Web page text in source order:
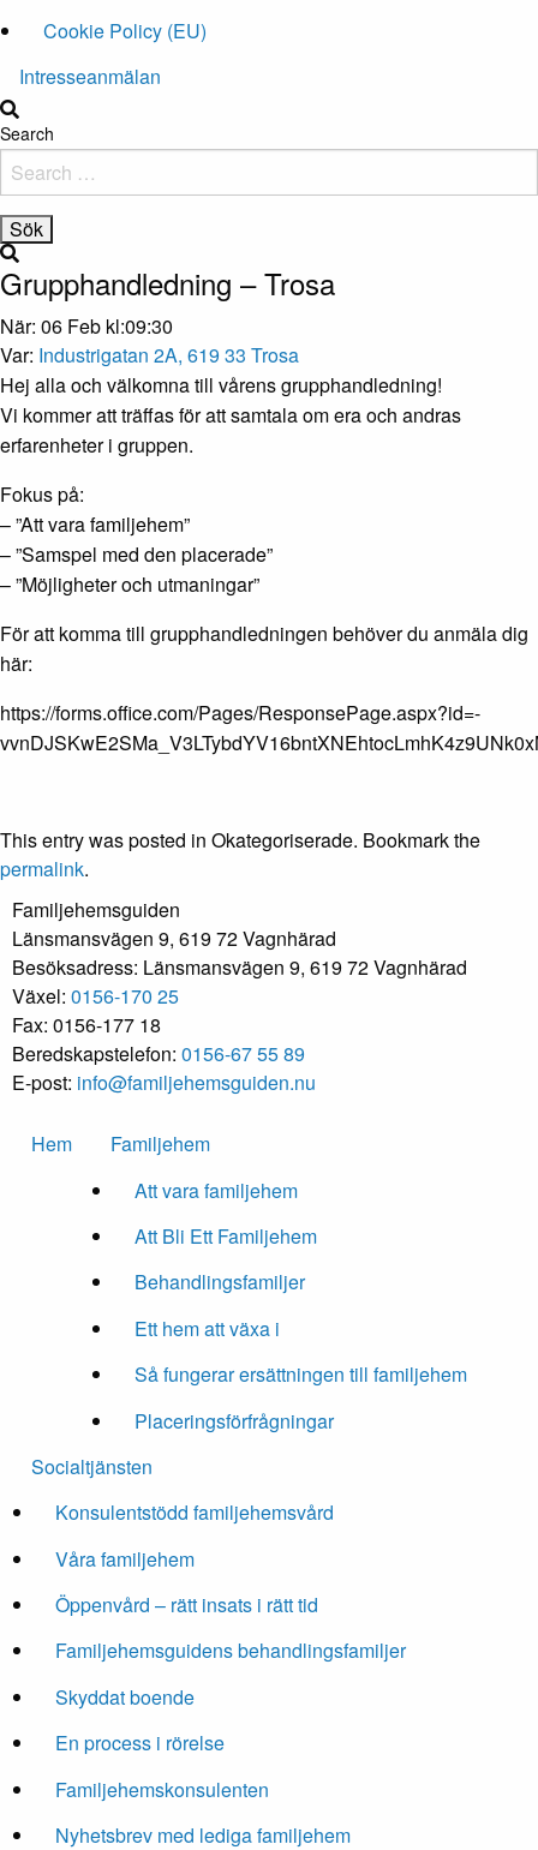
Cookie Policy (EU)
Intresseanmälan
Search
Grupphandledning – Trosa
När: 06 Feb kl:09:30
Var: Industrigatan 2A, 619 33 Trosa
Hej alla och välkomna till vårens grupphandledning!
Vi kommer att träffas för att samtala om era och andras
erfarenheter i gruppen.
Fokus på:
– ”Att vara familjehem”
– ”Samspel med den placerade”
– ”Möjligheter och utmaningar”
För att komma till grupphandledningen behöver du anmäla dig
här:
https://forms.office.com/Pages/ResponsePage.aspx?id=-
This entry was posted in Okategoriserade. Bookmark the
permalink.
Familjehemsguiden
Länsmansvägen 9, 619 72 Vagnhärad
Besöksadress: Länsmansvägen 9, 619 72 Vagnhärad
Växel: 0156-170 25
Fax: 0156-177 18
Beredskapstelefon: 0156-67 55 89
E-post: info@familjehemsguiden.nu
Hem
Familjehem
Att vara familjehem
Att Bli Ett Familjehem
Behandlingsfamiljer
Ett hem att växa i
Så fungerar ersättningen till familjehem
Placeringsförfrågningar
Socialtjänsten
Konsulentstödd familjehemsvård
Våra familjehem
Öppenvård – rätt insats i rätt tid
Familjehemsguidens behandlingsfamiljer
Skyddat boende
En process i rörelse
Familjehemskonsulenten
Nyhetsbrev med lediga familjehem